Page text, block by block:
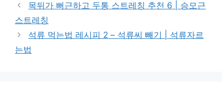
목뒤가 뻐근하고 두통 스트레칭 추천 6 | 승모근
스트레칭
석류 먹는법 레시피 2 – 석류씨 빼기 | 석류자르
는법